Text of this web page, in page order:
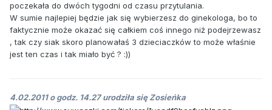
poczekała do dwóch tygodni od czasu przytulania.
W sumie najlepiej będzie jak się wybierzesz do ginekologa, bo to
faktycznie może okazać się całkiem coś innego niż podejrzewasz
, tak czy siak skoro planowałaś 3 dzieciaczków to może właśnie
jest ten czas i tak miało być ? :))
4.02.2011 o godz. 14.27 urodziła się Zosieńka